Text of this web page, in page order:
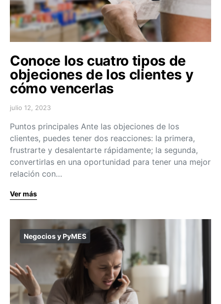
Conoce los cuatro tipos de
objeciones de los clientes y
cómo vencerlas
julio 12, 2023
Puntos principales Ante las objeciones de los
clientes, puedes tener dos reacciones: la primera,
frustrarte y desalentarte rápidamente; la segunda,
convertirlas en una oportunidad para tener una mejor
relación con…
Ver más
Negocios y PyMES